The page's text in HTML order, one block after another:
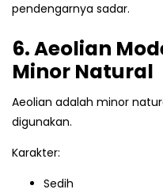
pendengarnya sadar.
6. Aeolian
Minor Natural
Aeolian adalah minor
digunakan.
Karakter:
Sedih